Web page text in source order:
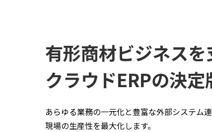
有形商材ビジネスを
クラウドERPの決定
あらゆる業務の一元化と豊富な外部システム
現場の生産性を最大化します。